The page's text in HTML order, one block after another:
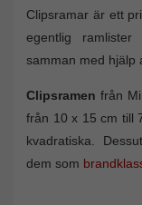
Clipsramar är ett
egentlig
samman med hjälp
Clipsramen från
från 10 x 15 cm till
kvadratiska.
dem som